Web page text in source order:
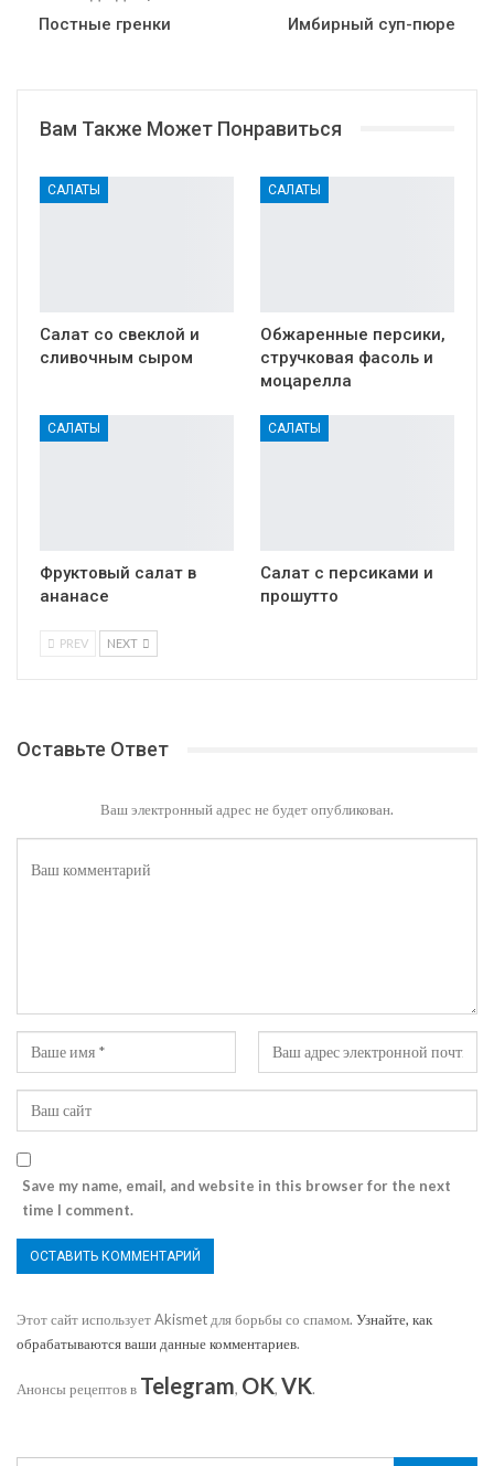
Постные гренки Имбирный суп-пюре
Вам Также Может Понравиться
САЛАТЫ
Салат со свеклой и
сливочным сыром
САЛАТЫ
Обжаренные персики,
стручковая фасоль и
моцарелла
САЛАТЫ
Фруктовый салат в
ананасе
САЛАТЫ
Салат с персиками и
прошутто
PREV NEXT
Оставьте Ответ
Ваш электронный адрес не будет опубликован.
Save my name, email, and website in this browser for the next
time I comment.
Этот сайт использует Akismet для борьбы со спамом. Узнайте, как
обрабатываются ваши данные комментариев.
Анонсы рецептов в Telegram, OK, VK.